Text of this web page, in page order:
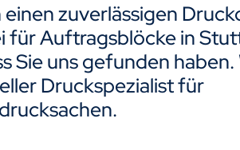
einen zuverlässigen
für Auftragsblöcke in
Sie uns gefunden haben.
Druckspezialist für